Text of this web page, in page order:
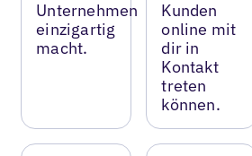
Unternehmen
einzigartig
macht.
Kunden
online mit
dir in
Kontakt
treten
können.